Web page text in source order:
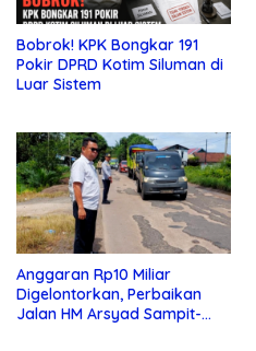
Bobrok! KPK Bongkar 191
Pokir DPRD Kotim Siluman di
Luar Sistem
Anggaran Rp10 Miliar
Digelontorkan, Perbaikan
Jalan HM Arsyad Sampit-